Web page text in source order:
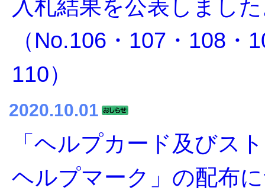
入札結果を公表しまし
（No.106・107・108・
110）
2020.10.01
「ヘルプカード及びス
ヘルプマーク」の配布